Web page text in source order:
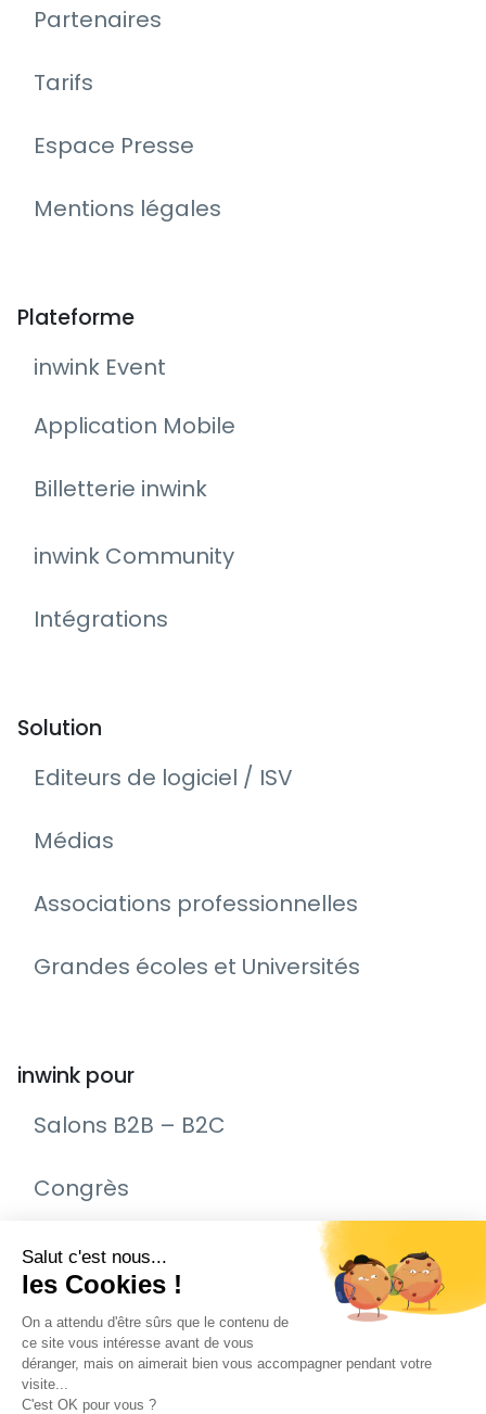
Partenaires
Tarifs
Espace Presse
Mentions légales
Plateforme
inwink Event
Application Mobile
Billetterie inwink
inwink Community
Intégrations
Solution
Editeurs de logiciel / ISV
Médias
Associations professionnelles
Grandes écoles et Universités
inwink pour
Salons B2B – B2C
Congrès
Remise de prix – Awards
Journée Portes Ouvertes (JPO)